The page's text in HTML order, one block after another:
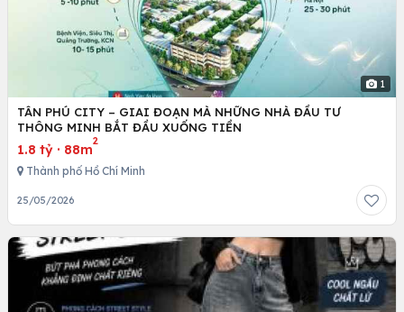
1
TÂN PHÚ CITY – GIAI ĐOẠN MÀ NHỮNG NHÀ ĐẦU TƯ
THÔNG MINH BẮT ĐẦU XUỐNG TIỀN
1.8 tỷ · 88m
2
Thành phố Hồ Chí Minh
25/05/2026